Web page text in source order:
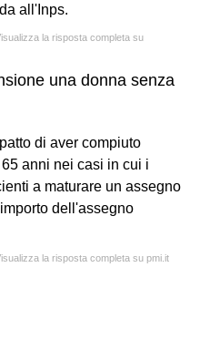
all'Inps.
la risposta completa su
una donna senza
di aver compiuto
anni nei casi in cui i
a maturare un assegno
dell'assegno
la risposta completa su pmi.it